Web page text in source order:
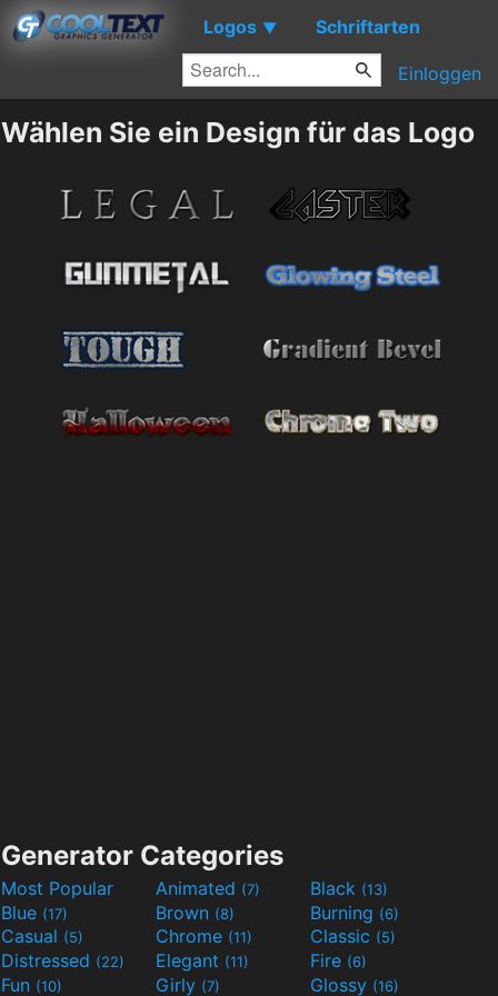
Logos ▼ Schriftarten
Einloggen
Wählen Sie ein Design für das Logo
Generator Categories
Most Popular Animated (7) Black (13)
Blue (17) Brown (8) Burning (6)
Casual (5) Chrome (11) Classic (5)
Distressed (22) Elegant (11) Fire (6)
Fun (10) Girly (7) Glossy (16)